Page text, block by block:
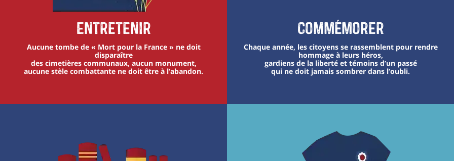
Entretenir
Aucune tombe de « Mort pour la France » ne doit
disparaître
des cimetières communaux, aucun monument,
aucune stèle combattante ne doit être à l’abandon.
Commémorer
Chaque année, les citoyens se rassemblent pour rendre
hommage à leurs héros,
gardiens de la liberté et témoins d’un passé
qui ne doit jamais sombrer dans l’oubli.